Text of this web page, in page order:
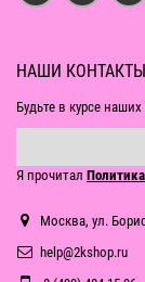
НАШИ КОНТАКТЫ
Будьте в курсе
Я прочитал
Москва, ул.
help@2kshop.ru